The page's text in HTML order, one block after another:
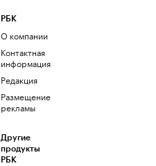
РБК
О компании
Контактная
информация
Редакция
Размещение
рекламы
Другие
продукты
РБК